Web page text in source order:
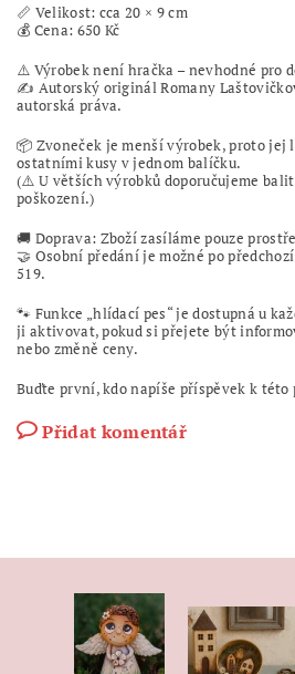
📏 Velikost: cca 20 × 9 cm
💰 Cena: 650 Kč
⚠️ Výrobek není hračka – nevhodné pro
✍️ Autorský originál Romany
autorská práva.
📦 Zvoneček je menší výrobek, proto jej
ostatními kusy v jednom balíčku.
(⚠️ U větších výrobků doporučujeme
poškození.)
🚚 Doprava: Zboží zasíláme pouze
🤝 Osobní předání je možné po
519.
🐾 Funkce „hlídací pes“ je dostupná u
ji aktivovat, pokud si přejete být
nebo změně ceny.
Buďte první, kdo napíše příspěvek k této
Přidat komentář